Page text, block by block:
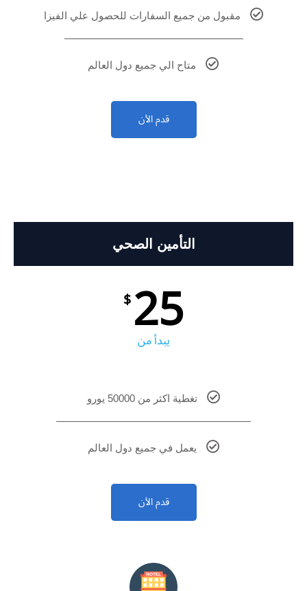
مقبول من جميع السفارات للحصول علي الفيزا
متاح الي جميع دول العالم
قدم الأن
التأمين الصحي
25
$
يبدأ من
تغطية اكثر من 50000 يورو
يعمل في جميع دول العالم
قدم الأن